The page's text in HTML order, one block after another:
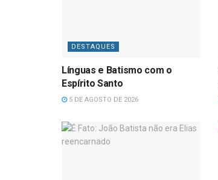
DESTAQUES
Línguas e Batismo com o
Espírito Santo
5 DE AGOSTO DE 2026